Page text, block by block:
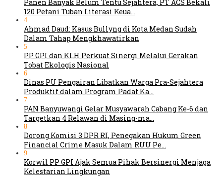
Panen Banyak Belum Tentu Sejahtera, PT ACS Bekali
120 Petani Tuban Literasi Keua…
4
Ahmad Daud: Kasus Bullyng di Kota Medan Sudah
Dalam Tahap Mengkhawatirkan
5
PP GPI dan KLH Perkuat Sinergi Melalui Gerakan
Tobat Ekologis Nasional
6
Dinas PU Pengairan Libatkan Warga Pra-Sejahtera
Produktif dalam Program Padat Ka…
7
PAN Banyuwangi Gelar Musyawarah Cabang Ke-6 dan
Targetkan 4 Relawan di Masing-ma…
8
Dorong Komisi 3 DPR RI, Penegakan Hukum Green
Financial Crime Masuk Dalam RUU Pe…
9
Korwil PP GPI Ajak Semua Pihak Bersinergi Menjaga
Kelestarian Lingkungan